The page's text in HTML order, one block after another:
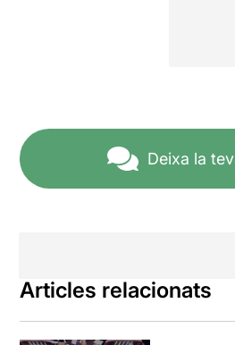
Deixa la
Articles relacionats